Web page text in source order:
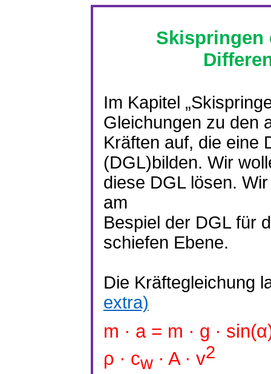
Skispringen
Im Kapitel
Gleichungen zu den
Kräften auf, die eine
(DGL)bilden. Wir
diese DGL lösen.
am
Bespiel der DGL für
schiefen Ebene.
Die Kräftegleichung
extra)
m ∙ a = m ∙ g ∙
ρ ∙ cw∙ A ∙ v2